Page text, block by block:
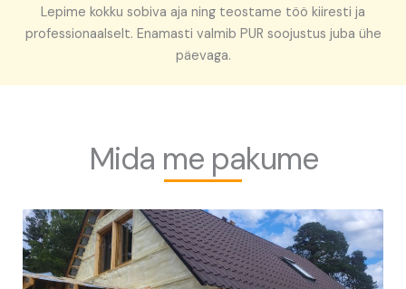
Lepime kokku sobiva aja ning teostame töö kiiresti ja
professionaalselt. Enamasti valmib PUR soojustus juba ühe
päevaga.
Mida me pakume